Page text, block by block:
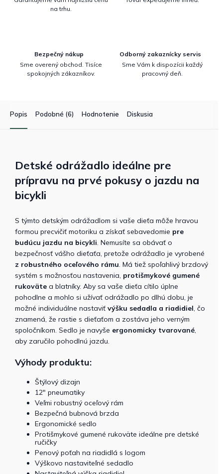
na trhu.
Bezpečný nákup
Sme overený obchod. Tisíce
spokojných zákazníkov.
Odborný zakaznícky servis
Sme Vám k dispozícii každý
pracovný deň.
Popis Podobné (6) Hodnotenie Diskusia
Detské odrážadlo ideálne pre
prípravu na prvé pokusy o jazdu na
bicykli
S týmto detským odrážadlom si vaše dieťa môže hravou
formou precvičiť motoriku a získať sebavedomie pre
budúcu jazdu na bicykli Nemusíte sa obávať o
bezpečnosť vášho dieťaťa, pretože odrážadlo je vyrobené
z robustného oceľového rámu . Má tiež spoľahlivý brzdový
systém s možnosťou nastavenia, protišmykové gumené
rukoväte a blatníky. Aby sa vaše dieťa cítilo úplne
pohodlne a mohlo si užívať odrážadlo po dlhú dobu, je
možné individuálne nastaviť výšku sedadla a riadidiel , čo
znamená, že rastie s dieťaťom a zostáva jeho verným
spoločníkom. Sedlo je navyše ergonomicky tvarované
aby zaručilo pohodlnú jazdu.
Výhody produktu:
Štýlový dizajn
12" pneumatiky
Veľmi robustný oceľový rám
Bezpečná bubnová brzda
Ergonomické sedlo
Protišmykové gumené rukoväte ideálne pre detské
ručičky
Penový poťah na riadidlá s logom
Výškovo nastaviteľné sedadlo